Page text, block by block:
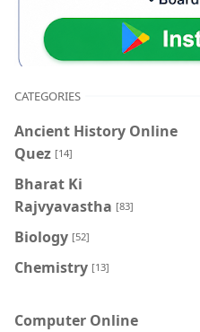
CATEGORIES
Ancient History Online
Quez [14]
Bharat Ki
Rajvyavastha [83]
Biology [52]
Chemistry [13]
Computer Online